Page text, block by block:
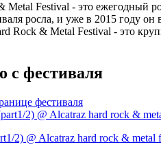
Metal Festival - это ежегодный
росла, и уже в 2015 году
Rock & Metal Festival - это
с фестиваля
фестиваля
2) @ Alcatraz hard rock & metal